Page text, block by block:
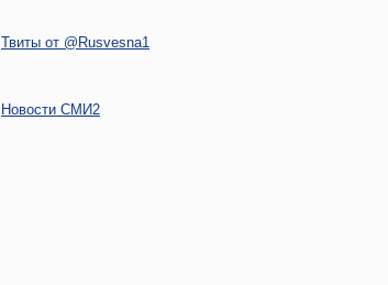
Твиты от @Rusvesna1
Новости СМИ2